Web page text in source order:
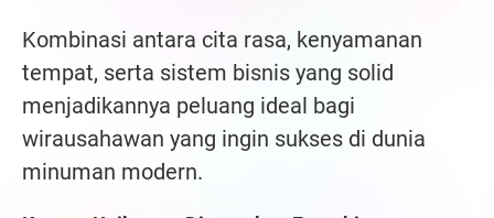
Kombinasi antara cita rasa, kenyamanan
tempat, serta sistem bisnis yang solid
menjadikannya peluang ideal bagi
wirausahawan yang ingin sukses di dunia
minuman modern.